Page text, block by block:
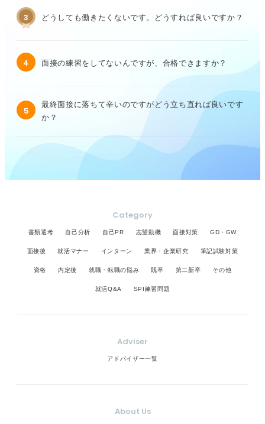
3 どうしても働きたくないです。どうすれば良いですか？
4 面接の練習をしてないんですが、合格できますか？
5
最終面接に落ちて辛いのですがどう立ち直れば良いです
か？
Category
書類選考 自己分析 自己PR 志望動機 面接対策 GD・GW
面接後 就活マナー インターン 業界・企業研究 筆記試験対策
資格 内定後 就職・転職の悩み 既卒 第二新卒 その他
就活Q&A SPI練習問題
Adviser
アドバイザー一覧
About Us